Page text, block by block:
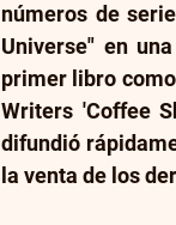
números de
Universe" en
primer libro
Writers 'Coffee
difundió
la venta de los